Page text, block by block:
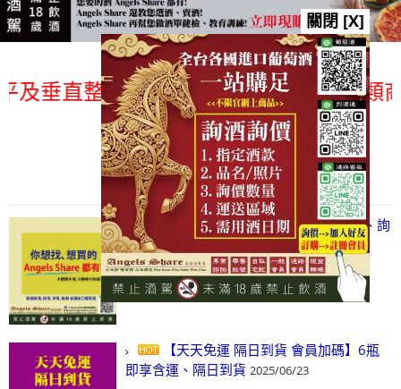
垂直整合、一次購足」各國進口酒類商
總覽-促銷&活動
all events
【凡酒問Angels Share】線上選酒、詢
(尋)酒、詢價、零售、批發，看這裡!
2024/03/01
【天天免運 隔日到貨 會員加碼】6瓶
即享含運、隔日到貨 2025/06/23
關閉 [X]